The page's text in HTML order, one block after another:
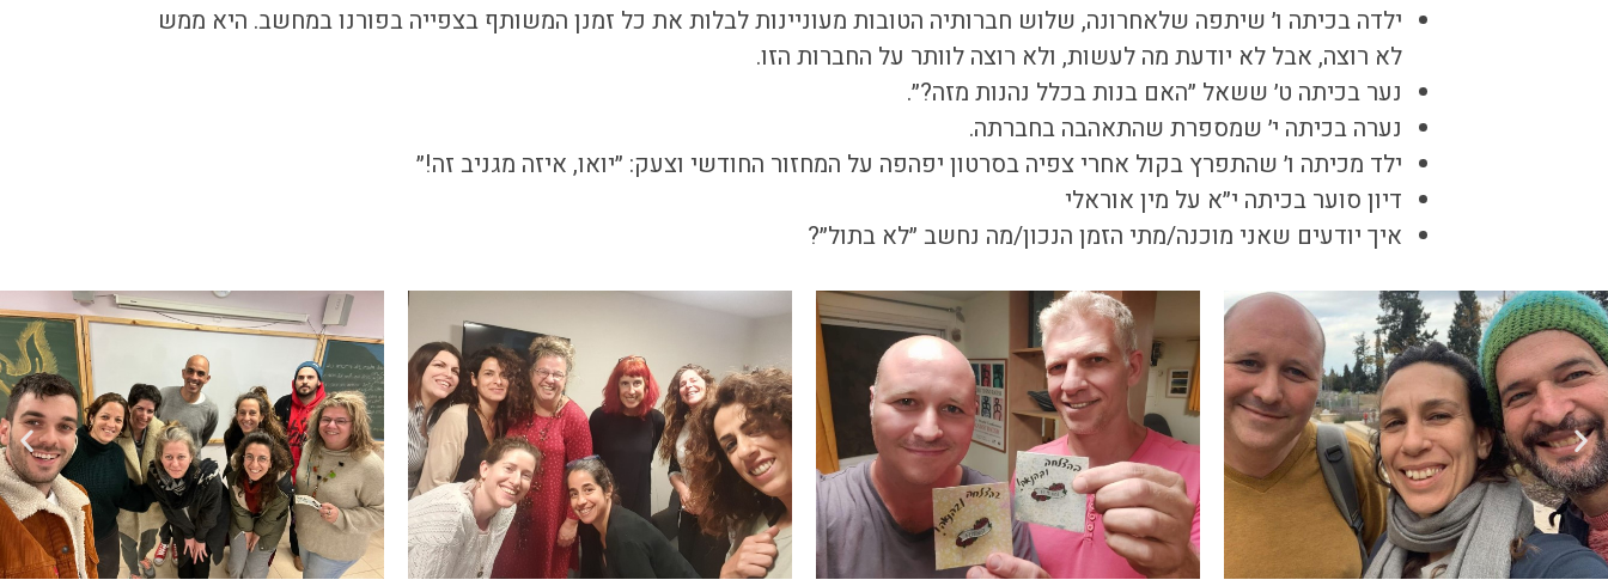
ילדה בכיתה ו׳ שיתפה שלאחרונה, שלוש חברותיה הטובות מעוניינות לבלות את כל זמנן המשותף בצפייה בפורנו במחשב. היא ממש
לא רוצה, אבל לא יודעת מה לעשות, ולא רוצה לוותר על החברות הזו.
נער בכיתה ט׳ ששאל ״האם בנות בכלל נהנות מזה?״.
נערה בכיתה י׳ שמספרת שהתאהבה בחברתה.
ילד מכיתה ו׳ שהתפרץ בקול אחרי צפיה בסרטון יפהפה על המחזור החודשי וצעק: ״יואו, איזה מגניב זה!״
דיון סוער בכיתה י״א על מין אוראלי
איך יודעים שאני מוכנה/מתי הזמן הנכון/מה נחשב ״לא בתול״?